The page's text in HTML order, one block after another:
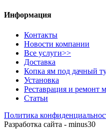
Информация
Контакты
Новости компании
Все услуги>>
Доставка
Копка ям под дачный
Установка
Реставрация и ремонт
Статьи
Политика
Разработка сайта - minus30